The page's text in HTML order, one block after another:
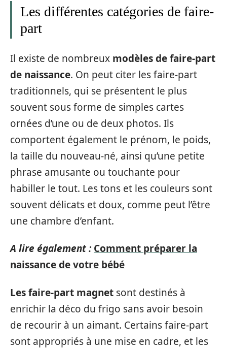
Les différentes catégories de faire-
part
Il existe de nombreux modèles de faire-part
de naissance. On peut citer les faire-part
traditionnels, qui se présentent le plus
souvent sous forme de simples cartes
ornées d’une ou de deux photos. Ils
comportent également le prénom, le poids,
la taille du nouveau-né, ainsi qu’une petite
phrase amusante ou touchante pour
habiller le tout. Les tons et les couleurs sont
souvent délicats et doux, comme peut l’être
une chambre d’enfant.
A lire également : Comment préparer la
naissance de votre bébé
Les faire-part magnet sont destinés à
enrichir la déco du frigo sans avoir besoin
de recourir à un aimant. Certains faire-part
sont appropriés à une mise en cadre, et les